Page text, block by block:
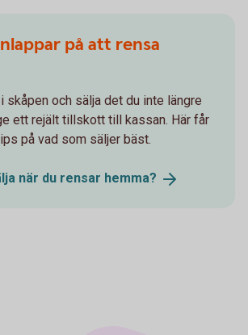
på att rensa
skåpen och sälja det du inte längre
ett rejält tillskott till kassan. Här får
på vad som säljer bäst.
när du rensar hemma?